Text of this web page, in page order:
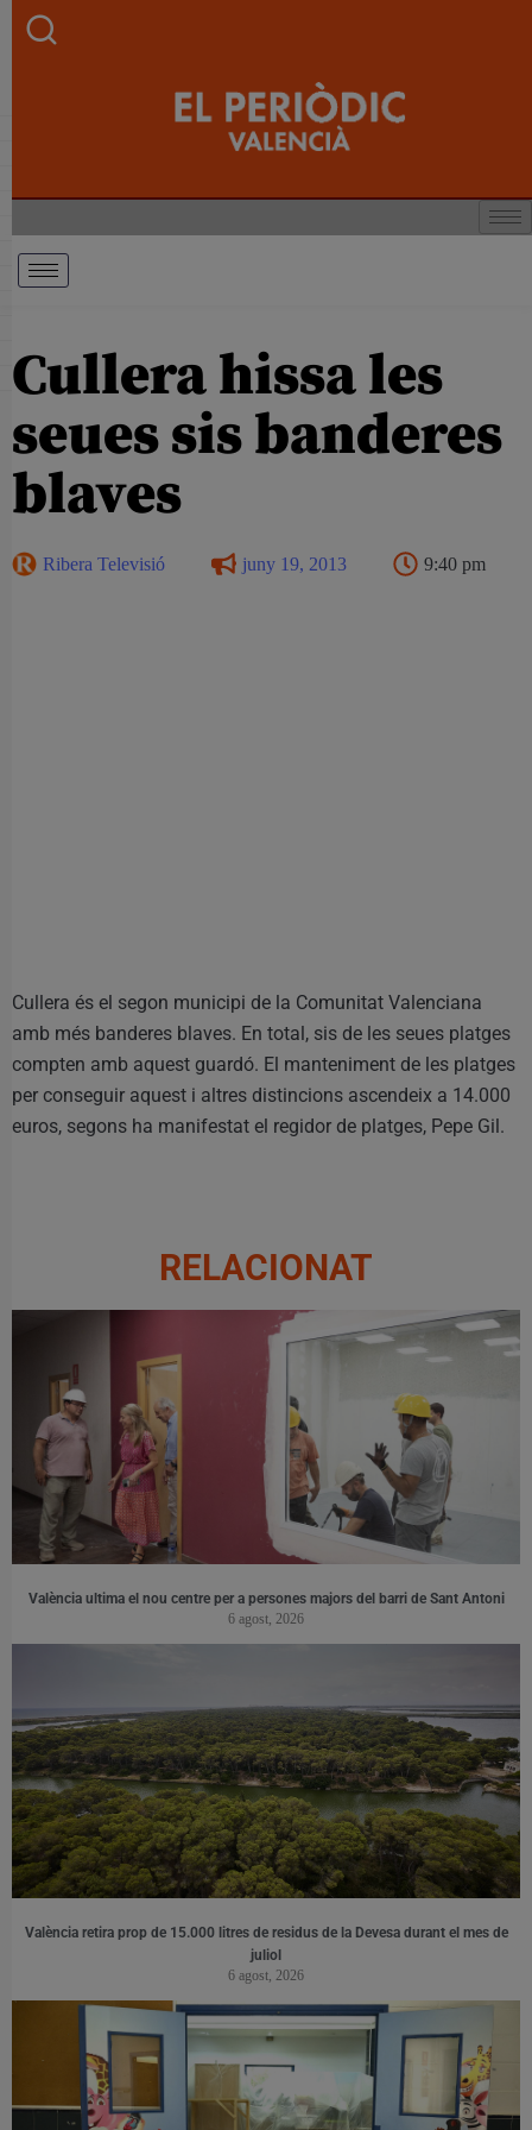
Cullera hissa les
seues sis banderes
blaves
Ribera Televisió juny 19, 2013 9:40 pm
Cullera és el segon municipi de la Comunitat Valenciana
amb més banderes blaves. En total, sis de les seues platges
compten amb aquest guardó. El manteniment de les platges
per conseguir aquest i altres distincions ascendeix a 14.000
euros, segons ha manifestat el regidor de platges, Pepe Gil.
RELACIONAT
València ultima el nou centre per a persones majors del barri de Sant Antoni
6 agost, 2026
València retira prop de 15.000 litres de residus de la Devesa durant el mes de
juliol
6 agost, 2026